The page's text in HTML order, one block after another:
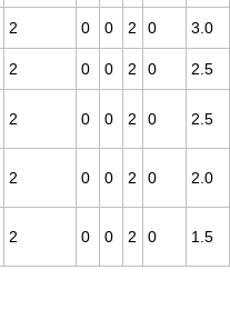
2 0 0 2 0 3.0
2 0 0 2 0 2.5
2 0 0 2 0 2.5
2 0 0 2 0 2.0
2 0 0 2 0 1.5